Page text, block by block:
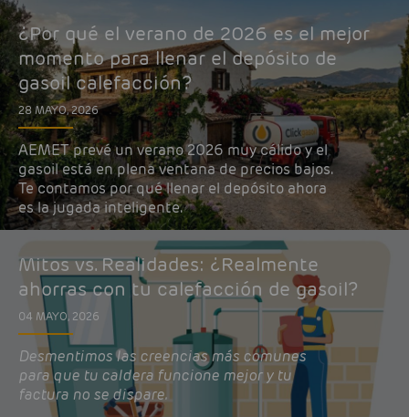
¿Por qué el verano de 2026 es el mejor
momento para llenar el depósito de
gasoil calefacción?
28 MAYO, 2026
AEMET prevé un verano 2026 muy cálido y el
gasoil está en plena ventana de precios bajos.
Te contamos por qué llenar el depósito ahora
es la jugada inteligente.
Mitos vs. Realidades: ¿Realmente
ahorras con tu calefacción de gasoil?
04 MAYO, 2026
Desmentimos las creencias más comunes
para que tu caldera funcione mejor y tu
factura no se dispare.